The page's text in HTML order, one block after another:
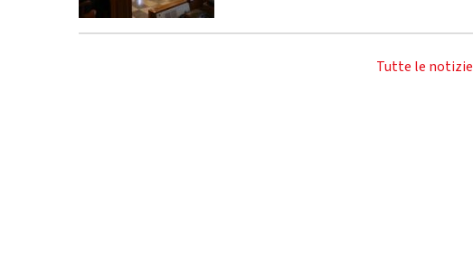
Tutte le notizie